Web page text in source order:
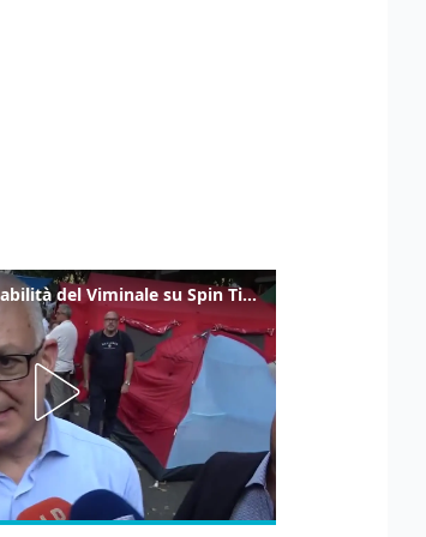
Gualtieri: "Responsabilità del Viminale su Spin Time? La posizione dei partiti è nota"